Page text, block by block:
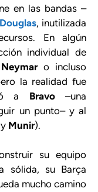
en las bandas –
Douglas, inutilizada
En algún
individual de
Neymaro incluso
la realidad fue
a Bravo–una
un punto– y al
y Munir).
su equipo
sólida, su Barça
mucho camino